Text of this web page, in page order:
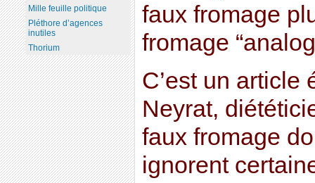
faux fromage
fromage
C’est un article
Neyrat,
faux fromage
ignorent
Mille feuille politique
Pléthore d’agences
inutiles
Thorium